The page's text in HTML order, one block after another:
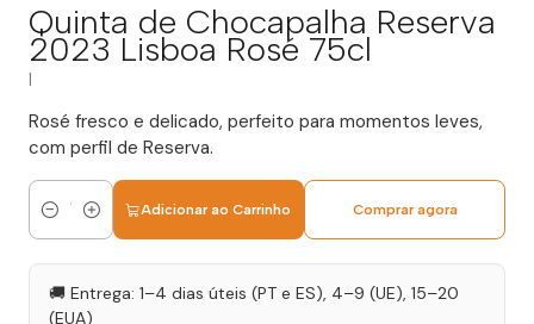
Quinta de Chocapalha Reserva
2023 Lisboa Rosé 75cl
Rosé fresco e delicado, perfeito para momentos leves,
com perfil de Reserva.
Quantidade
Adicionar ao Carrinho Comprar agora
🚚 Entrega: 1–4 dias úteis (PT e ES), 4–9 (UE), 15–20
(EUA)